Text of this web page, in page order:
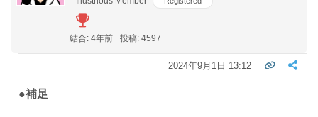
結合: 4年前 投稿: 4597
2024年9月1日 13:12
●補足